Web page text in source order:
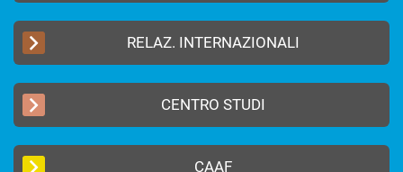
RELAZ. INTERNAZIONALI
CENTRO STUDI
CAAF